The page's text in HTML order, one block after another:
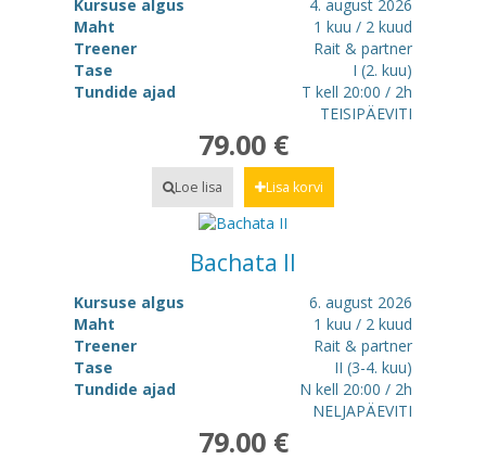
Kursuse algus
4. august 2026
Maht
1 kuu / 2 kuud
Treener
Rait & partner
Tase
I (2. kuu)
Tundide ajad
T kell 20:00 / 2h
TEISIPÄEVITI
79.00 €
Loe lisa Lisa korvi
Bachata II
Kursuse algus
6. august 2026
Maht
1 kuu / 2 kuud
Treener
Rait & partner
Tase
II (3-4. kuu)
Tundide ajad
N kell 20:00 / 2h
NELJAPÄEVITI
79.00 €